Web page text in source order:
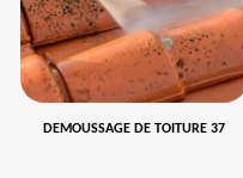
DEMOUSSAGE DE TOITURE 37